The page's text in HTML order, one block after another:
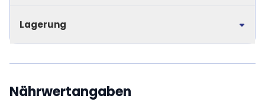
Lagerung
Nährwertangaben